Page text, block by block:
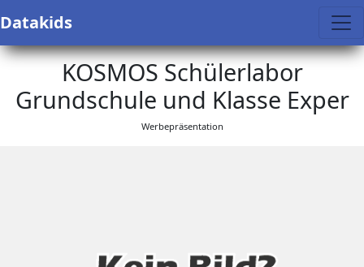
Datakids
KOSMOS Schülerlabor
Grundschule und Klasse Exper
Werbepräsentation